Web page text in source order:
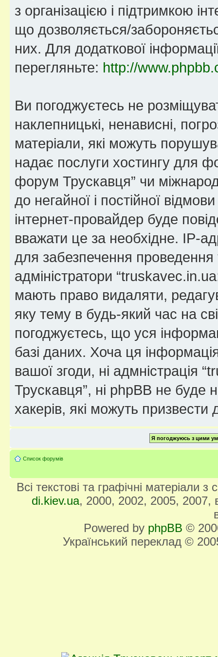
з організацією і підтримкою
що дозволяється/
них. Для додаткової
перегляньте: http://
Ви погоджуєтесь не
наклепницькі, ненависні,
матеріали, які можуть
надає послуги хостингу для
форум Трускавця” чи
до негайної і постійної
інтернет-провайдер буде
вважати це за необхідне. IP-
для забезпечення проведення
адміністратори
мають право видаляти,
яку тему в будь-який час на
погоджуєтесь, що уся
базі даних. Хоча ця
вашої згоди, ні адмністрація
Трускавця”, ні phpBB не буде
хакерів, які можуть
Список форумів
Всі текстові та графічні матеріали
di.kiev.ua, 2000, 2002, 2005, 2007,
Powered by phpBB ©
Український переклад ©